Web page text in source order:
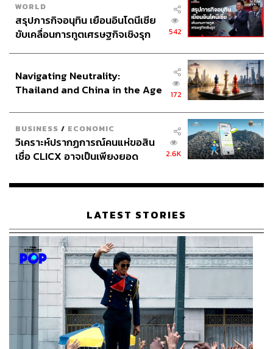
WORLD
สรุปภารกิจอนุทิน เยือนอินโดนีเซีย
ขับเคลื่อนการทูตเศรษฐกิจเชิงรุก
542
Navigating Neutrality:
Thailand and China in the Age
172
BUSINESS / ECONOMIC
วิเคราะห์ปรากฏการณ์คนแห่ขอสิน
เชื่อ CLICX อาจเป็นเพียงยอด
เรือนไทยที่ถูกซุกไว้
2.6K
LATEST STORIES